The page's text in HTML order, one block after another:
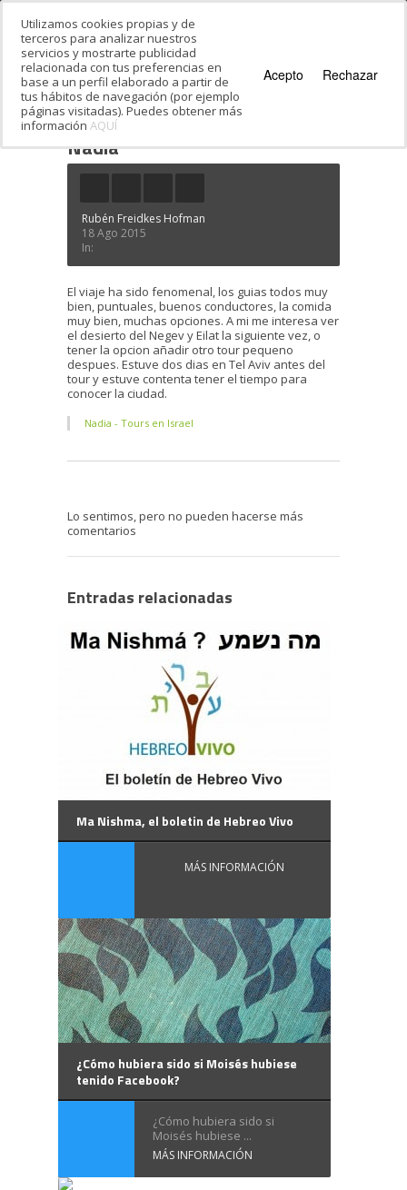
Estás en:
Nadia
Rubén Freidkes Hofman
18 Ago 2015
In:
El viaje ha sido fenomenal, los guias todos muy
bien, puntuales, buenos conductores, la comida
muy bien, muchas opciones. A mi me interesa ver
el desierto del Negev y Eilat la siguiente vez, o
tener la opcion añadir otro tour pequeno
despues. Estuve dos dias en Tel Aviv antes del
tour y estuve contenta tener el tiempo para
conocer la ciudad.
Nadia - Tours en Israel
Lo sentimos, pero no pueden hacerse más
comentarios
Entradas relacionadas
Ma Nishma, el boletin de Hebreo Vivo
MÁS INFORMACIÓN
¿Cómo hubiera sido si Moisés hubiese
tenido Facebook?
¿Cómo hubiera sido si
Moisés hubiese ...
MÁS INFORMACIÓN
Utilizamos cookies propias y de
terceros para analizar nuestros
servicios y mostrarte publicidad
relacionada con tus preferencias en
base a un perfil elaborado a partir de
tus hábitos de navegación (por ejemplo
páginas visitadas). Puedes obtener más
información AQUÍ
Acepto Rechazar